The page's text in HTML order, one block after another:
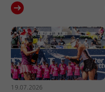
19.07.2026